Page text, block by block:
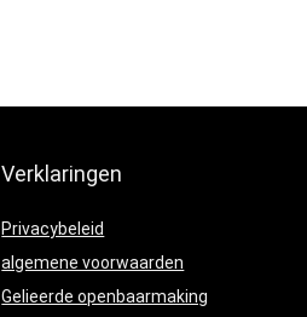
Verklaringen
Privacybeleid
algemene voorwaarden
Gelieerde openbaarmaking